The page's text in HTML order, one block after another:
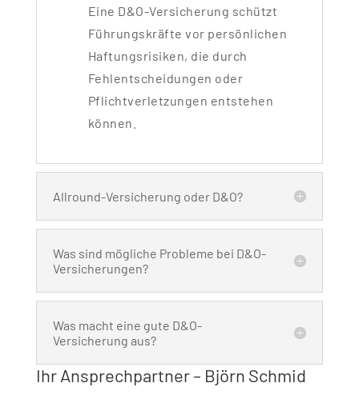
Eine D&O-Versicherung schützt
Führungskräfte vor persönlichen
Haftungsrisiken, die durch
Fehlentscheidungen oder
Pflichtverletzungen entstehen
können.
Allround-Versicherung oder D&O?
Was sind mögliche Probleme bei D&O-
Versicherungen?
Was macht eine gute D&O-
Versicherung aus?
Ihr Ansprechpartner – Björn Schmid